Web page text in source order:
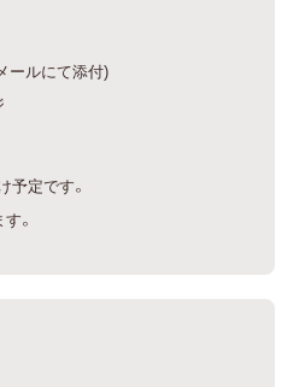
ールにて添付)
予定です。
。